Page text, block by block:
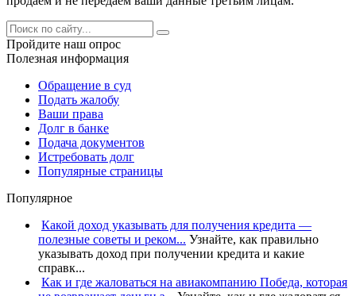
Пройдите наш опрос
Полезная информация
Обращение в суд
Подать жалобу
Ваши права
Долг в банке
Подача документов
Истребовать долг
Популярные страницы
Популярное
Какой доход указывать для получения кредита —
полезные советы и реком... Узнайте, как правильно
указывать доход при получении кредита и какие
справк...
Как и где жаловаться на авиакомпанию Победа, которая